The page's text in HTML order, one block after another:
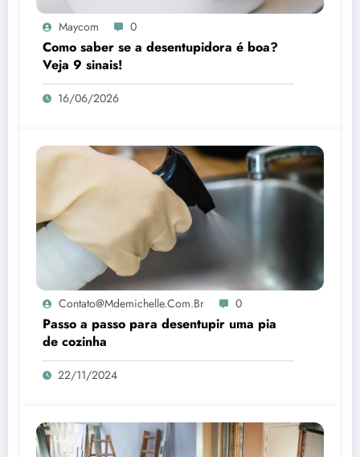
Maycom 0
Como saber se a desentupidora é boa?
Veja 9 sinais!
16/06/2026
Contato@mdemichelle.com.br 0
Passo a passo para desentupir uma pia
de cozinha
22/11/2024